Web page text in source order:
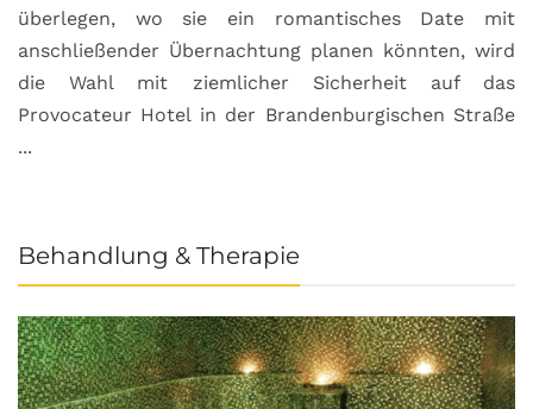
überlegen, wo sie ein romantisches Date mit
anschließender Übernachtung planen könnten, wird
die Wahl mit ziemlicher Sicherheit auf das
Provocateur Hotel in der Brandenburgischen Straße
...
Behandlung & Therapie